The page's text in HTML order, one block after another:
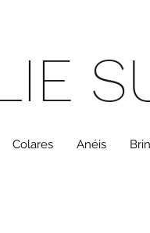
Colares Anéis